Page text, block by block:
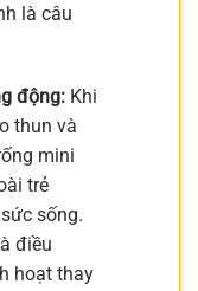
là câu
động:Khi
thun và
mini
trẻ
sống.
điều
hoạt thay